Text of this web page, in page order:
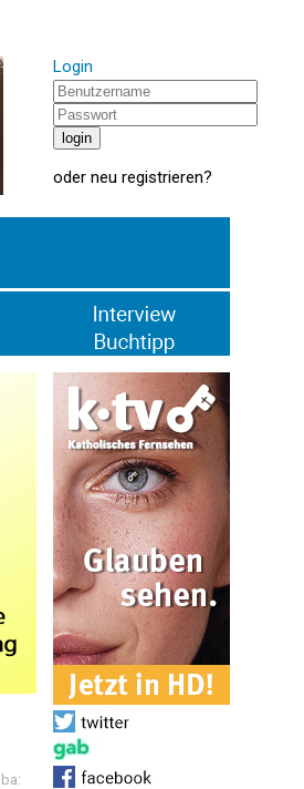
Login
oder neu registrieren?